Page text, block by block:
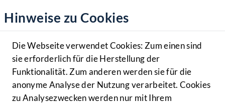
Hilfe
Benutzer
Navigationsmenü öffnen
MENÜ
Hinweise zu Cookies
Die Webseite verwendet Cookies: Zum einen sind
sie erforderlich für die Herstellung der
Funktionalität. Zum anderen werden sie für die
anonyme Analyse der Nutzung verarbeitet. Cookies
zu Analysezwecken werden nur mit Ihrem